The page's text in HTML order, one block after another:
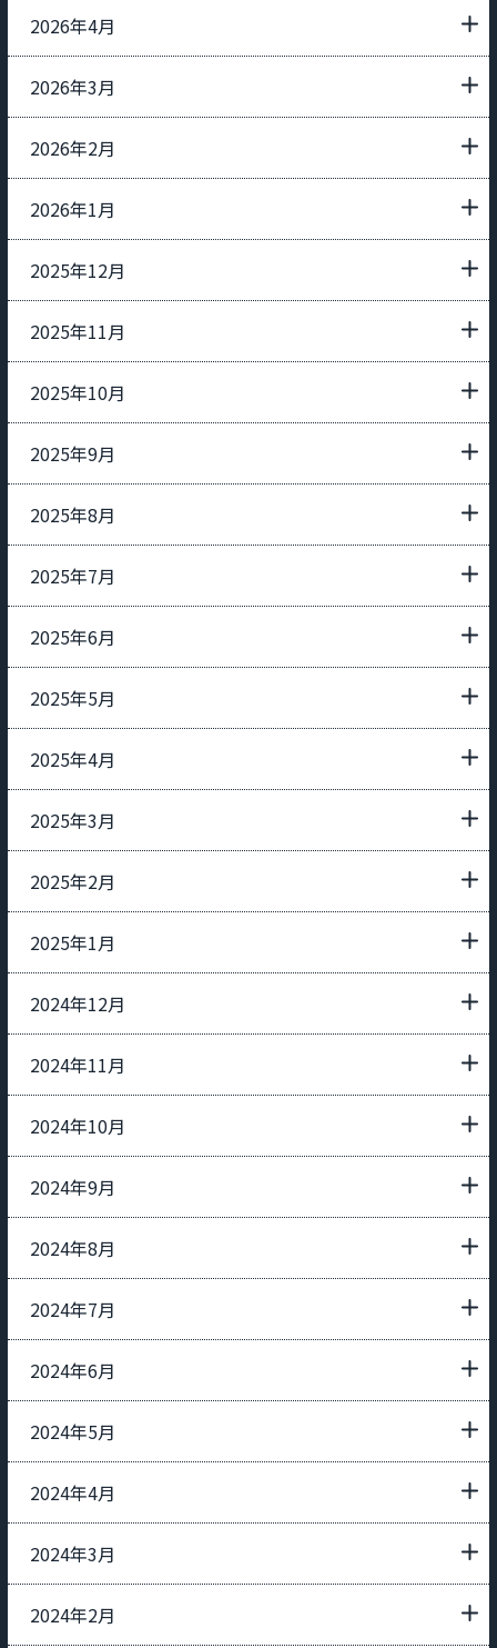
2026年4月
2026年3月
2026年2月
2026年1月
2025年12月
2025年11月
2025年10月
2025年9月
2025年8月
2025年7月
2025年6月
2025年5月
2025年4月
2025年3月
2025年2月
2025年1月
2024年12月
2024年11月
2024年10月
2024年9月
2024年8月
2024年7月
2024年6月
2024年5月
2024年4月
2024年3月
2024年2月